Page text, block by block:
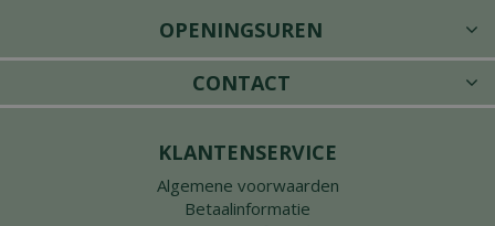
OPENINGSUREN
CONTACT
KLANTENSERVICE
Algemene voorwaarden
Betaalinformatie